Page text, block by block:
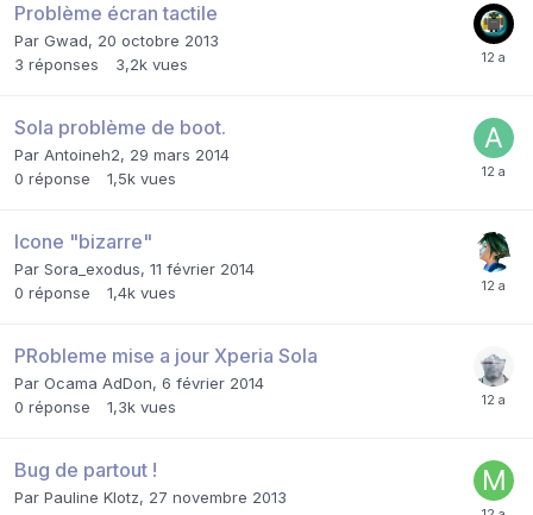
Problème écran tactile
Par Gwad, 20 octobre 2013
3 réponses 3,2k vues
Sola problème de boot.
Par Antoineh2, 29 mars 2014
0 réponse 1,5k vues
Icone "bizarre"
Par Sora_exodus, 11 février 2014
0 réponse 1,4k vues
PRobleme mise a jour Xperia Sola
Par Ocama AdDon, 6 février 2014
0 réponse 1,3k vues
Bug de partout !
Par Pauline Klotz, 27 novembre 2013